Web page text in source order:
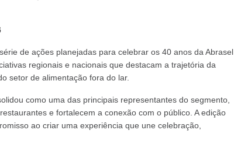
de ações planejadas para celebrar os 40 anos da Abrasel
regionais e nacionais que destacam a trajetória da
setor de alimentação fora do lar.
como uma das principais representantes do segmento,
e fortalecem a conexão com o público. A edição
ao criar uma experiência que une celebração,